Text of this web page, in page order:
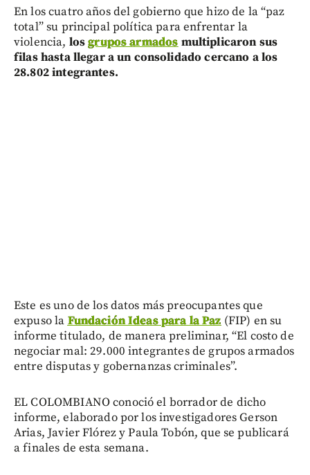
En los cuatro años del gobierno que hizo de la “paz
total” su principal política para enfrentar la
violencia, losgrupos armados multiplicaron sus
filas hasta llegar a un consolidado cercano a los
28.802 integrantes.
Este es uno de los datos más preocupantes que
expuso la Fundación Ideas para la Paz (FIP) en su
informe titulado, de manera preliminar, “El costo de
negociar mal: 29.000 integrantes de grupos armados
entre disputas y gobernanzas criminales”.
EL COLOMBIANO conoció el borrador de dicho
informe, elaborado por los investigadores Gerson
Arias, Javier Flórez y Paula Tobón, que se publicará
a finales de esta semana.